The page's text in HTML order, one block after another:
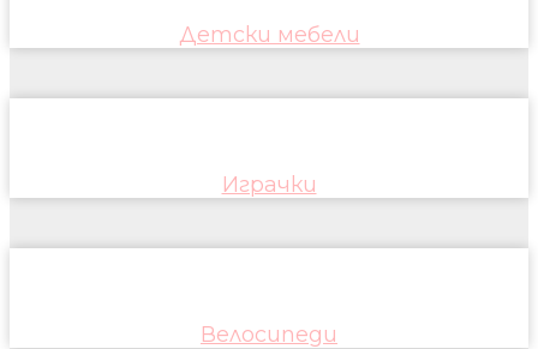
Детски мебели
Играчки
Велосипеди